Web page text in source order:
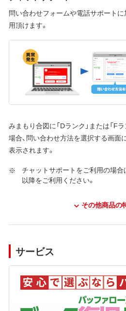
問い合わせフォームや電話サポートに
用頂けます。
みまもり合図に「Dランク」または「F
場合、問い合わせ方法を選択する画面
表示されます。
チャットサポートをご利用の場合
以降をご利用ください。
その他商品の
サービス